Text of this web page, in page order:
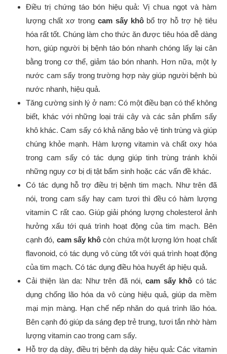
Điều trị chứng táo bón hiệu quả: Vị chua ngọt và hàm
lượng chất xơ trong cam sấy khôbổ trợ hỗ trợ hệ tiêu
hóa rất tốt. Chúng làm cho thức ăn được tiêu hóa dễ dàng
hơn, giúp người bị bệnh táo bón nhanh chóng lấy lại cân
bằng trong cơ thể, giảm táo bón nhanh. Hơn nữa, một ly
nước cam sấy trong trường hợp này giúp người bệnh bù
nước nhanh, hiệu quả.
Tăng cường sinh lý ở nam: Có một điều bạn có thể không
biết, khác với những loại trái cây và các sản phẩm sấy
khô khác. Cam sấy có khả năng bảo vệ tinh trùng và giúp
chúng khỏe mạnh. Hàm lượng vitamin và chất oxy hóa
trong cam sấy có tác dụng giúp tinh trùng tránh khỏi
những nguy cơ bị dị tật bẩm sinh hoặc các vấn đề khác.
Có tác dụng hỗ trợ điều trị bệnh tim mạch. Như trên đã
nói, trong cam sấy hay cam tươi thì đều có hàm lượng
vitamin C rất cao. Giúp giải phóng lượng cholesterol ảnh
hưởng xấu tới quá trình hoạt động của tim mạch. Bên
cạnh đó, cam sấy khô còn chứa một lượng lớn hoạt chất
flavonoid, có tác dụng vô cùng tốt với quá trình hoạt động
của tim mạch. Có tác dụng điều hòa huyết áp hiệu quả.
Cải thiện làn da: Như trên đã nói,cam sấy khô có tác
dụng chống lão hóa da vô cùng hiệu quả, giúp da mềm
mại mịn màng. Hạn chế nếp nhăn do quá trình lão hóa.
Bên cạnh đó giúp da sáng đẹp trẻ trung, tươi tắn nhờ hàm
lượng vitamin cao trong cam sấy.
Hỗ trợ dạ dày, điều trị bệnh dạ dày hiệu quả: Các vitamin